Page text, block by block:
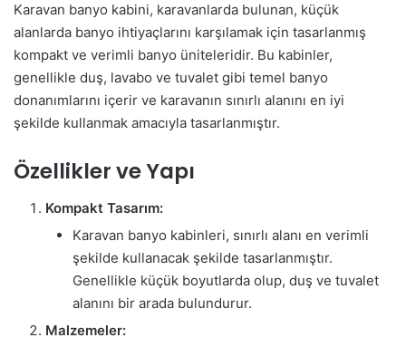
Karavan banyo kabini, karavanlarda bulunan, küçük
alanlarda banyo ihtiyaçlarını karşılamak için tasarlanmış
kompakt ve verimli banyo üniteleridir. Bu kabinler,
genellikle duş, lavabo ve tuvalet gibi temel banyo
donanımlarını içerir ve karavanın sınırlı alanını en iyi
şekilde kullanmak amacıyla tasarlanmıştır.
Özellikler ve Yapı
Kompakt Tasarım:
Karavan banyo kabinleri, sınırlı alanı en verimli
şekilde kullanacak şekilde tasarlanmıştır.
Genellikle küçük boyutlarda olup, duş ve tuvalet
alanını bir arada bulundurur.
Malzemeler: